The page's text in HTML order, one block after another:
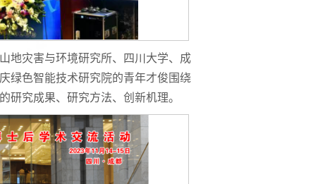
地灾害与环境研究所、四川大学、成
绿色智能技术研究院的青年才俊围绕
研究成果、研究方法、创新机理。